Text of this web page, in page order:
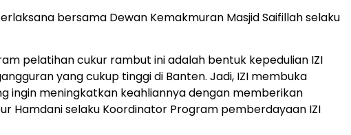
bersama Dewan Kemakmuran Masjid Saifillah selaku
pelatihan cukur rambut ini adalah bentuk kepedulian IZI
yang cukup tinggi di Banten. Jadi, IZI membuka
ingin meningkatkan keahliannya dengan memberikan
Hamdani selaku Koordinator Program pemberdayaan IZI